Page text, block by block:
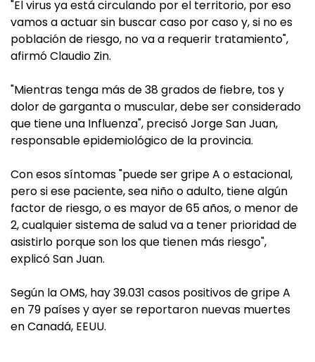
"El virus ya está circulando por el territorio, por eso
vamos a actuar sin buscar caso por caso y, si no es
población de riesgo, no va a requerir tratamiento",
afirmó Claudio Zin.
"Mientras tenga más de 38 grados de fiebre, tos y
dolor de garganta o muscular, debe ser considerado
que tiene una Influenza", precisó Jorge San Juan,
responsable epidemiológico de la provincia.
Con esos síntomas "puede ser gripe A o estacional,
pero si ese paciente, sea niño o adulto, tiene algún
factor de riesgo, o es mayor de 65 años, o menor de
2, cualquier sistema de salud va a tener prioridad de
asistirlo porque son los que tienen más riesgo",
explicó San Juan.
Según la OMS, hay 39.031 casos positivos de gripe A
en 79 países y ayer se reportaron nuevas muertes
en Canadá, EEUU.